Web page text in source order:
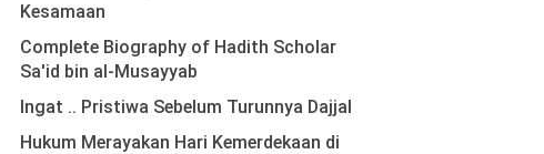
Kesamaan
Complete Biography of Hadith Scholar
Sa'id bin al-Musayyab
Ingat .. Pristiwa Sebelum Turunnya Dajjal
Hukum Merayakan Hari Kemerdekaan di